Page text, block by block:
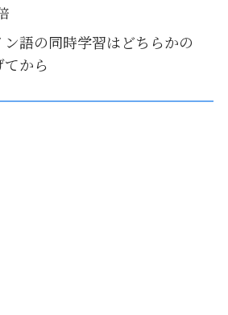
語の同時学習はどちらかの
てから